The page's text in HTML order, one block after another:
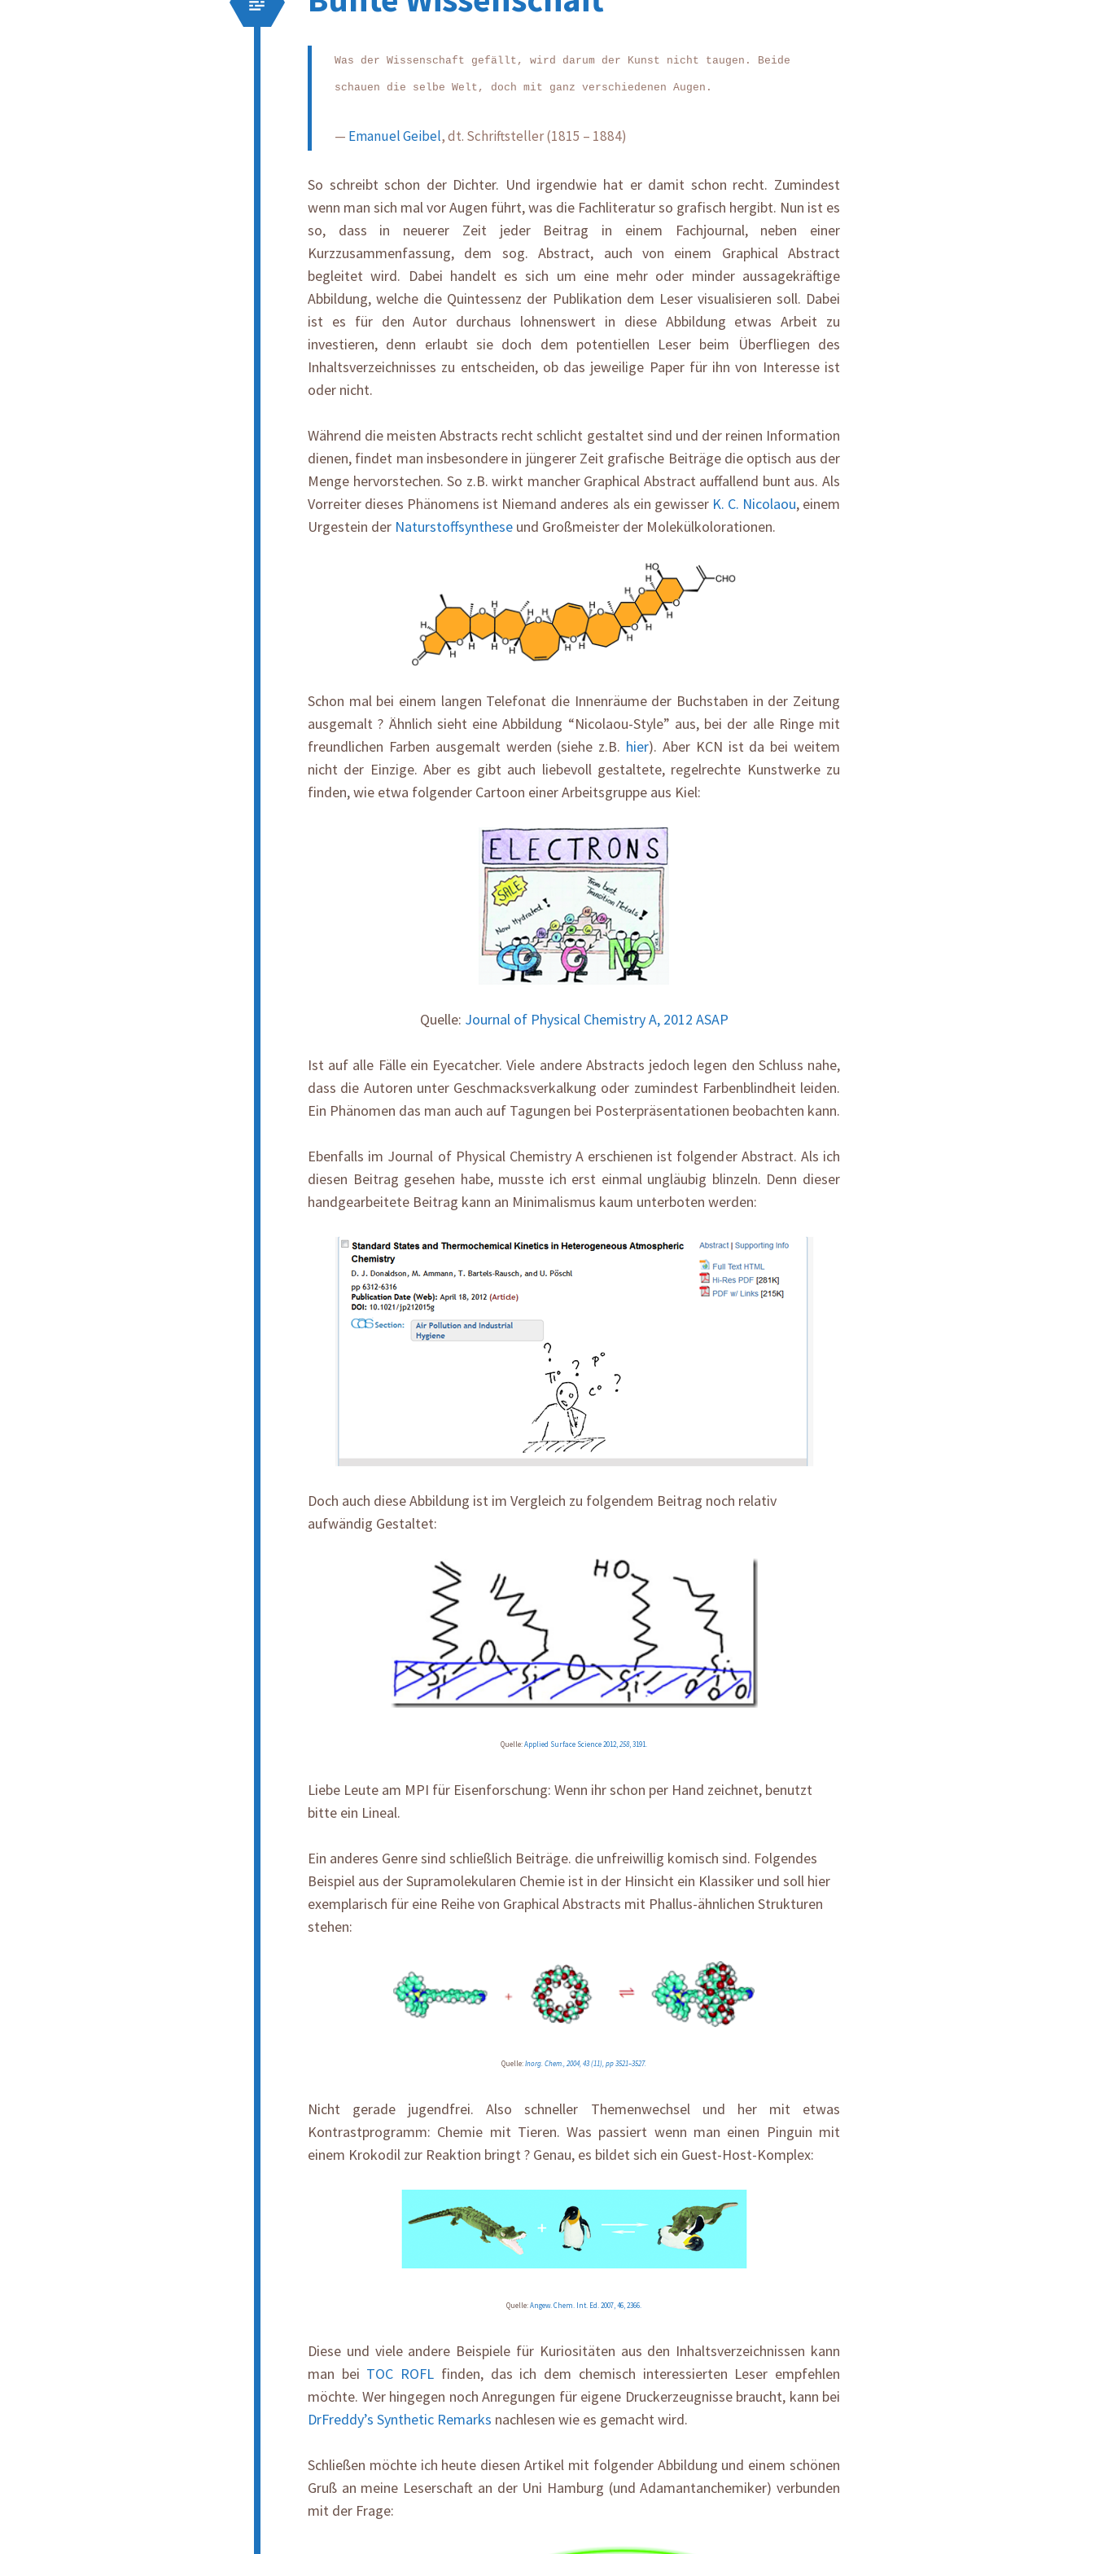
Was der Wissenschaft gefällt, wird darum der Kunst nicht taugen. Beide
schauen die selbe Welt, doch mit ganz verschiedenen Augen.
— Emanuel Geibel, dt. Schriftsteller (1815 – 1884)
So schreibt schon der Dichter. Und irgendwie hat er damit schon recht. Zumindest
wenn man sich mal vor Augen führt, was die Fachliteratur so grafisch hergibt. Nun ist es
so, dass in neuerer Zeit jeder Beitrag in einem Fachjournal, neben einer
Kurzzusammenfassung, dem sog. Abstract, auch von einem Graphical Abstract
begleitet wird. Dabei handelt es sich um eine mehr oder minder aussagekräftige
Abbildung, welche die Quintessenz der Publikation dem Leser visualisieren soll. Dabei
ist es für den Autor durchaus lohnenswert in diese Abbildung etwas Arbeit zu
investieren, denn erlaubt sie doch dem potentiellen Leser beim Überfliegen des
Inhaltsverzeichnisses zu entscheiden, ob das jeweilige Paper für ihn von Interesse ist
oder nicht.
Während die meisten Abstracts recht schlicht gestaltet sind und der reinen Information
dienen, findet man insbesondere in jüngerer Zeit grafische Beiträge die optisch aus der
Menge hervorstechen. So z.B. wirkt mancher Graphical Abstract auffallend bunt aus. Als
Vorreiter dieses Phänomens ist Niemand anderes als ein gewisser K. C. Nicolaou, einem
Urgestein der Naturstoffsynthese und Großmeister der Molekülkolorationen.
Schon mal bei einem langen Telefonat die Innenräume der Buchstaben in der Zeitung
ausgemalt ? Ähnlich sieht eine Abbildung “Nicolaou-Style” aus, bei der alle Ringe mit
freundlichen Farben ausgemalt werden (siehe z.B. hier). Aber KCN ist da bei weitem
nicht der Einzige. Aber es gibt auch liebevoll gestaltete, regelrechte Kunstwerke zu
finden, wie etwa folgender Cartoon einer Arbeitsgruppe aus Kiel:
Quelle: Journal of Physical Chemistry A, 2012 ASAP
Ist auf alle Fälle ein Eyecatcher. Viele andere Abstracts jedoch legen den Schluss nahe,
dass die Autoren unter Geschmacksverkalkung oder zumindest Farbenblindheit leiden.
Ein Phänomen das man auch auf Tagungen bei Posterpräsentationen beobachten kann.
Ebenfalls im Journal of Physical Chemistry A erschienen ist folgender Abstract. Als ich
diesen Beitrag gesehen habe, musste ich erst einmal ungläubig blinzeln. Denn dieser
handgearbeitete Beitrag kann an Minimalismus kaum unterboten werden:
Doch auch diese Abbildung ist im Vergleich zu folgendem Beitrag noch relativ
aufwändig Gestaltet:
Quelle:Applied Surface Science 2012,258, 3191.
Liebe Leute am MPI für Eisenforschung: Wenn ihr schon per Hand zeichnet, benutzt
bitte ein Lineal.
Ein anderes Genre sind schließlich Beiträge. die unfreiwillig komisch sind. Folgendes
Beispiel aus der Supramolekularen Chemie ist in der Hinsicht ein Klassiker und soll hier
exemplarisch für eine Reihe von Graphical Abstracts mit Phallus-ähnlichen Strukturen
stehen:
Quelle:Inorg. Chem., 2004, 43 (11), pp 3521–3527.
Nicht gerade jugendfrei. Also schneller Themenwechsel und her mit etwas
Kontrastprogramm: Chemie mit Tieren. Was passiert wenn man einen Pinguin mit
einem Krokodil zur Reaktion bringt ? Genau, es bildet sich ein Guest-Host-Komplex:
Quelle:Angew. Chem. Int. Ed. 2007, 46, 2366.
Diese und viele andere Beispiele für Kuriositäten aus den Inhaltsverzeichnissen kann
man bei TOC ROFL finden, das ich dem chemisch interessierten Leser empfehlen
möchte. Wer hingegen noch Anregungen für eigene Druckerzeugnisse braucht, kann bei
DrFreddy’s Synthetic Remarks nachlesen wie es gemacht wird.
Schließen möchte ich heute diesen Artikel mit folgender Abbildung und einem schönen
Gruß an meine Leserschaft an der Uni Hamburg (und Adamantanchemiker) verbunden
mit der Frage: